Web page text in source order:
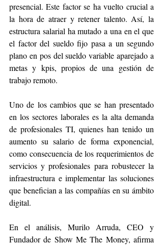
presencial. Este factor se ha vuelto crucial a
la hora de atraer y retener talento. Así, la
estructura salarial ha mutado a una en el que
el factor del sueldo fijo pasa a un segundo
plano en pos del sueldo variable aparejado a
metas y kpis, propios de una gestión de
trabajo remoto.
Uno de los cambios que se han presentado
en los sectores laborales es la alta demanda
de profesionales TI, quienes han tenido un
aumento su salario de forma exponencial,
como consecuencia de los requerimientos de
servicios y profesionales para robustecer la
infraestructura e implementar las soluciones
que benefician a las compañías en su ámbito
digital.
En el análisis, Murilo Arruda, CEO y
Fundador de Show Me The Money, afirma